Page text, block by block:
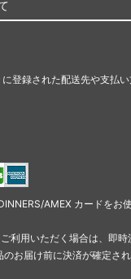
登録された配送先や支払
AMEX カードをお
利用いただく場合は、即時
お届け前に決済が確定さ